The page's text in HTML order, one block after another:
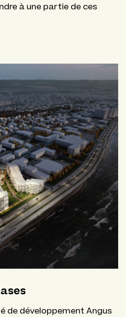
à une partie de ces
de développement Angus